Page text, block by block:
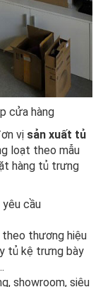
cửa hàng
vị sản xuất tủ
loạt theo mẫu
hàng tủ trưng
yêu cầu
theo thương hiệu
tủ kệ trưng bày
showroom, siêu